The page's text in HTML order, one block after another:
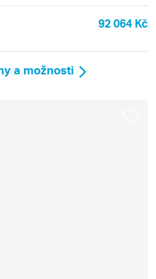
92 064 Kč
a možnosti